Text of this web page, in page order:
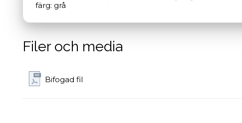
färg: grå
Filer och media
Bifogad fil